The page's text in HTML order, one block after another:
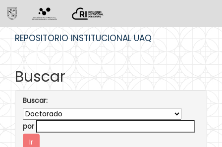
REPOSITORIO INSTITUCIONAL UAQ
Buscar
Buscar:
por